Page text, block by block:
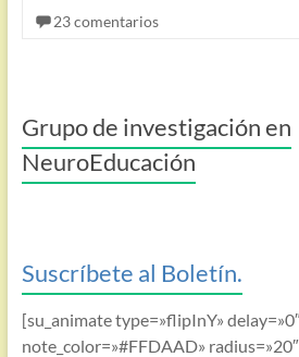
23 comentarios
Grupo de investigación en
NeuroEducación
Suscríbete al Boletín.
[su_animate type=»flipInY»
note_color=»#FFDAAD»